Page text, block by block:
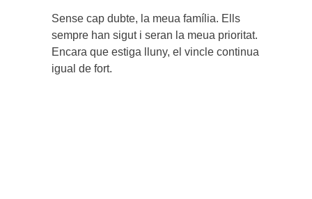
Sense cap dubte, la meua família. Ells
sempre han sigut i seran la meua prioritat.
Encara que estiga lluny, el vincle continua
igual de fort.